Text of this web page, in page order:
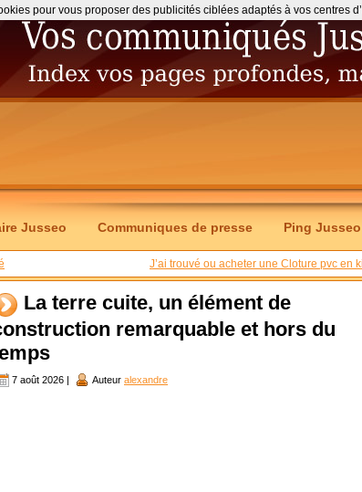
Jusseo Communiques de presse Ping Jusseo
J’ai trouvé ou acheter une Cloture pvc en
La terre cuite, un élément de
remarquable et hors du
7 août 2026 | Auteur alexandre
pour vous proposer des publicités ciblées adaptés à vos centres